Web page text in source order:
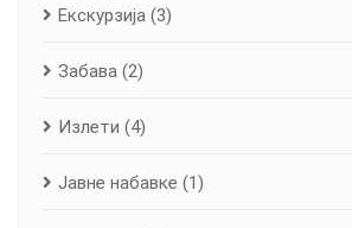
Екскурзија (3)
Забава (2)
Излети (4)
Јавне набавке (1)